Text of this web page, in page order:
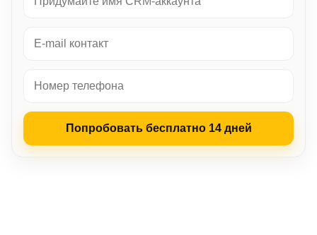
Попробовать бесплатно 14 дней